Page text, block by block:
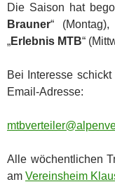
Die Saison hat
Brauner“
„Erlebnis MTB“
Bei Interesse
Email-Adresse:
Alle wöchentlichen
am Vereinsheim